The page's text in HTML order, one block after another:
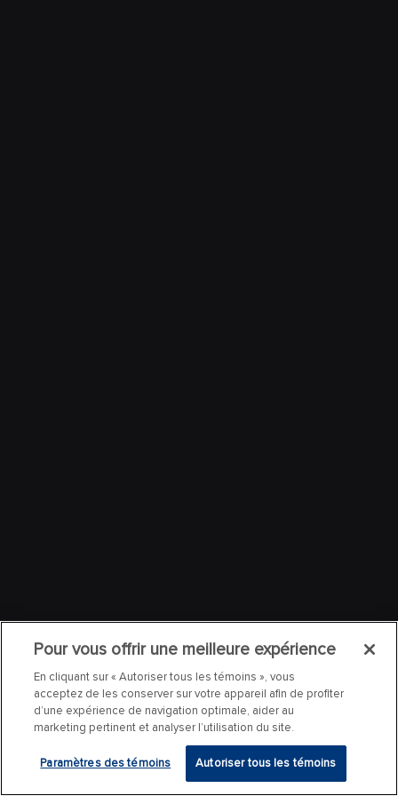
Pour vous offrir une meilleure expérience
En cliquant sur « Autoriser tous les témoins », vous
acceptez de les conserver sur votre appareil afin de profiter
d’une expérience de navigation optimale, aider au
marketing pertinent et analyser l’utilisation du site.
Paramètres des témoins Autoriser tous les témoins